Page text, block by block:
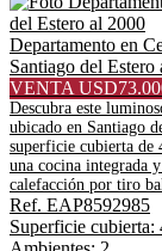
Departamento en
Santiago del Estero
VENTA
Descubra este
ubicado en Santiago
superficie cubierta de
una cocina integrada
calefacción por tiro
Ref. EAP8592985
Superficie cubierta: